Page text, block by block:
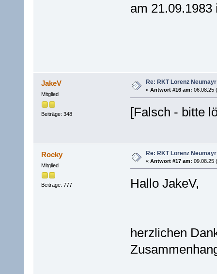
am
JakeV
Mitglied
Beiträge: 348
Re: RKT Lorenz Neumayr
« Antwort #16 am: 06.08.25
[Falsch - bitte
Rocky
Mitglied
Beiträge: 777
Re: RKT Lorenz Neumayr
« Antwort #17 am: 09.08.25
Hallo JakeV,
herzlichen